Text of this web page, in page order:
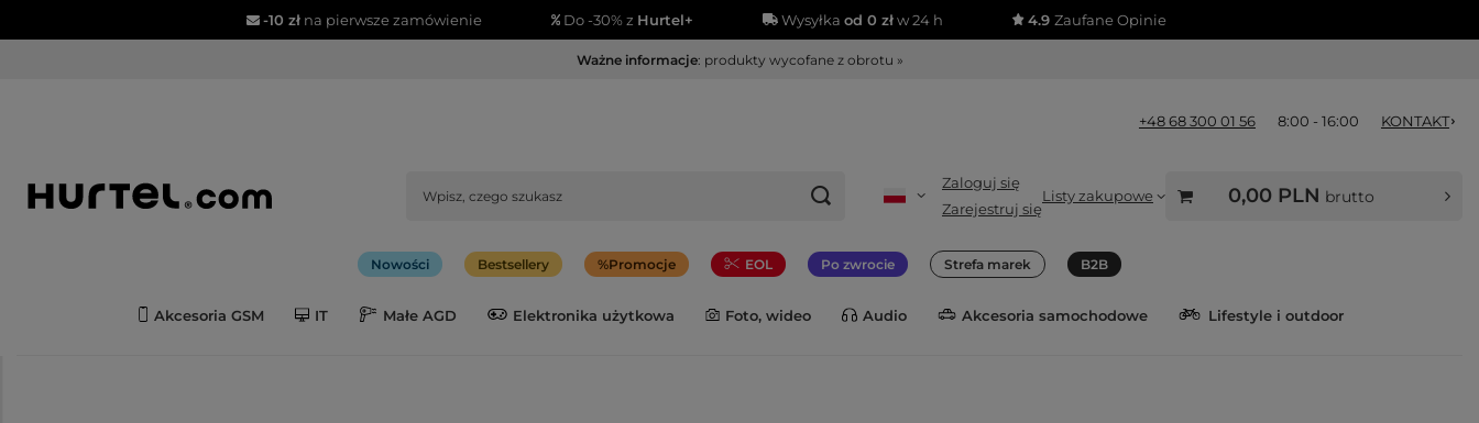
-10 złna pierwsze zamówienie Do -30% z Hurtel+ Wysyłka od 0 złw 24 h 4.9Zaufane Opinie
Ważne informacje: produkty wycofane z obrotu »
+48 68 300 01 56 8:00 - 16:00 KONTAKT
Zaloguj się
Zarejestruj się
Listy zakupowe 0,00 PLN brutto
Nowości Bestsellery Promocje EOL Po zwrocie Strefa marek B2B
Akcesoria GSM IT Małe AGD Elektronika użytkowa Foto, wideo Audio Akcesoria samochodowe Lifestyle i outdoor